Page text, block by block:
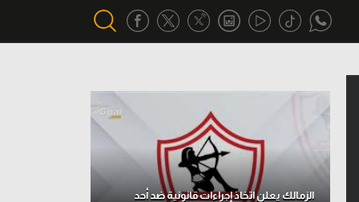
Gamers
ميركاتو
تحقيق في الجول
الزمالك يعلن اتخاذ إجراءات قانونية ضد أحد